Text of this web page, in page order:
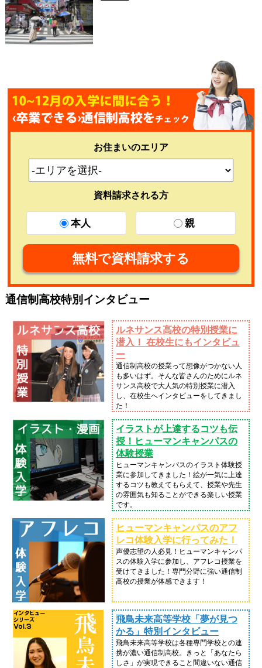
お住まいのエリア
資料請求される方
本人 親
無料で資料請求する
通信制高校特別インタビュー
ルネサンス高校の特別授業に
潜入！ 在校生にもインタビュ
ー
通信制高校の授業って想像がつかない人
も多いはず。そんな皆さんのためにルネ
サンス高校で大人気の特別授業に潜入
し、在校生へインタビューをしてきまし
た！
イラストが上達するコツも伝
授！ヒューマンキャンパスの
体験授業
ヒューマンキャンパスのイラスト体験授
業に参加してきました！絵が一気に上達
するコツも教えてもらえて、授業や先生
の雰囲気も知ることができる楽しい授業
です。
ヒューマンキャンパスのアフ
レコ体験入学に行ってみた！
声優志望の人必見！ヒューマンキャンパ
スの体験入学に参加し、アフレコ授業を
受けてきました！専門分野に強い通信制
高校の授業が体感できます！
飛鳥未来高等学校「夢が見つ
かる」特別インタビュー
飛鳥未来高等学校は各種専門学校との連
携が濃い通信制高校。きっと「あなたら
しさ」が実現できること間違いない通信